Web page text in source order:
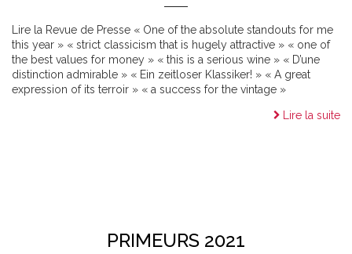
Lire la Revue de Presse « One of the absolute standouts for me
this year » « strict classicism that is hugely attractive » « one of
the best values for money » « this is a serious wine » « D’une
distinction admirable » « Ein zeitloser Klassiker! » « A great
expression of its terroir » « a success for the vintage »
Lire la suite
PRIMEURS 2021